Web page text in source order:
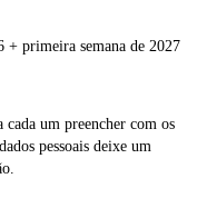
+ primeira semana de 2027
um preencher com os
pessoais deixe um